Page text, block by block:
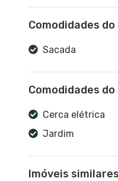
Comodidades
Sacada
Comodidades
Cerca elétrica
Jardim
Imóveis similares